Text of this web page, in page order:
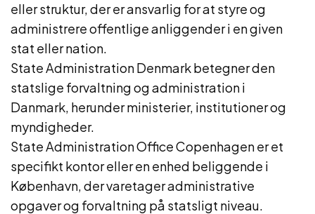
eller struktur, der er ansvarlig for at styre og
administrere offentlige anliggender i en given
stat eller nation.
State Administration Denmark betegner den
statslige forvaltning og administration i
Danmark, herunder ministerier, institutioner og
myndigheder.
State Administration Office Copenhagen er et
specifikt kontor eller en enhed beliggende i
København, der varetager administrative
opgaver og forvaltning på statsligt niveau.